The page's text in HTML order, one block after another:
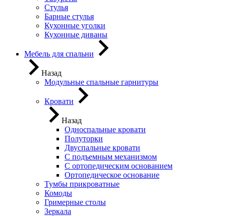
Стулья
Барные стулья
Кухонные уголки
Кухонные диваны
Мебель для спальни
Назад
Модульные спальные гарнитуры
Кровати
Назад
Односпальные кровати
Полуторки
Двуспальные кровати
С подъемным механизмом
С ортопедическим основанием
Ортопедическое основание
Тумбы прикроватные
Комоды
Гримерные столы
Зеркала